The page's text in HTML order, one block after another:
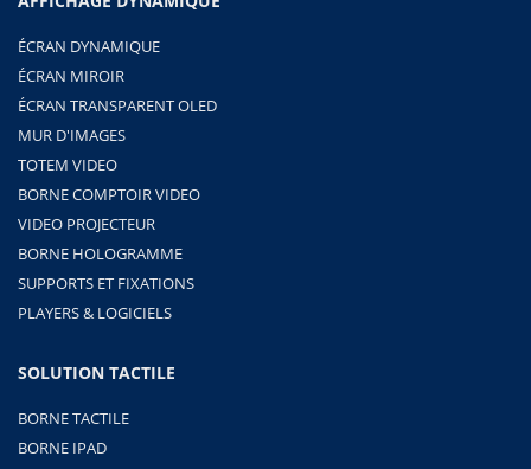
ÉCRAN DYNAMIQUE
ÉCRAN MIROIR
ÉCRAN TRANSPARENT OLED
MUR D'IMAGES
TOTEM VIDEO
BORNE COMPTOIR VIDEO
VIDEO PROJECTEUR
BORNE HOLOGRAMME
SUPPORTS ET FIXATIONS
PLAYERS & LOGICIELS
SOLUTION TACTILE
BORNE TACTILE
BORNE IPAD